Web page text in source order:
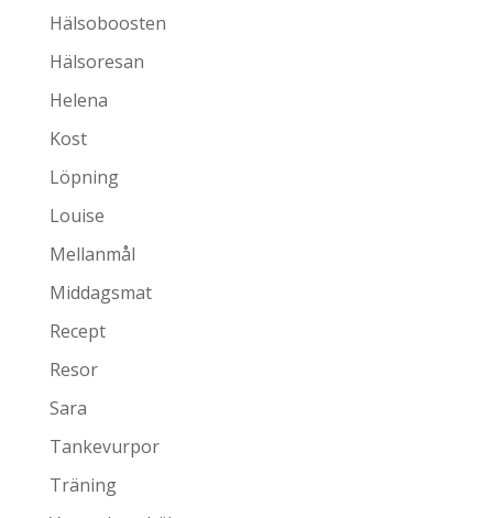
Hälsoboosten
Hälsoresan
Helena
Kost
Löpning
Louise
Mellanmål
Middagsmat
Recept
Resor
Sara
Tankevurpor
Träning